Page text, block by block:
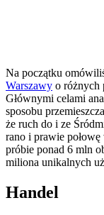
Na początku
Warszawy o różnych
Głównymi celami
sposobu
że ruch do i ze
rano i prawie
próbie ponad 6 mln
miliona unikalnych
Handel